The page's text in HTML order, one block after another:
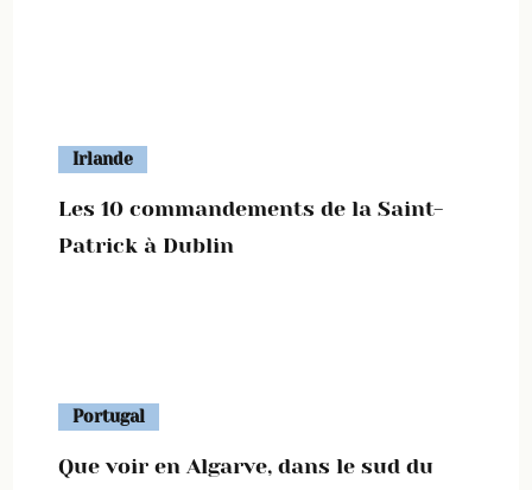
Irlande
Les 10 commandements de la Saint-
Patrick à Dublin
Portugal
Que voir en Algarve, dans le sud du